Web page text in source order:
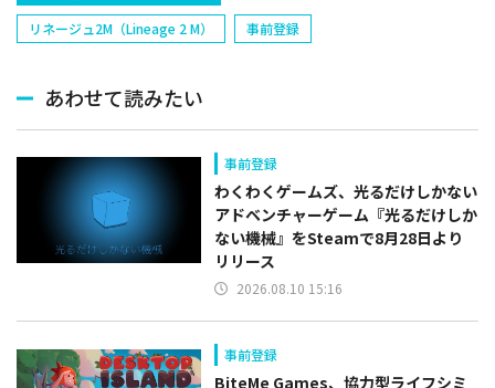
リネージュ2M（Lineage 2 M）
事前登録
あわせて読みたい
事前登録
わくわくゲームズ、光るだけしかない
アドベンチャーゲーム『光るだけしか
ない機械』をSteamで8月28日より
リリース
2026.08.10 15:16
事前登録
BiteMe Games、協力型ライフシミ